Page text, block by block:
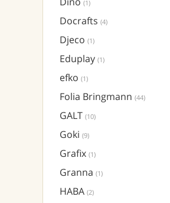
(1)
Docrafts (4)
Djeco (1)
Eduplay (1)
efko (1)
Folia Bringmann (44)
GALT (10)
Goki (9)
Grafix (1)
Granna (1)
HABA (2)